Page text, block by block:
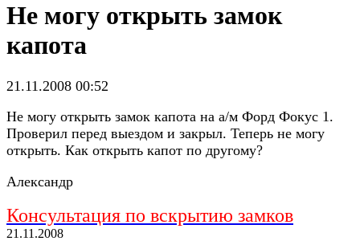
Не могу открыть замок
капота
21.11.2008 00:52
Не могу открыть замок капота на а/м Форд Фокус 1.
Проверил перед выездом и закрыл. Теперь не могу
открыть. Как открыть капот по другому?
Александр
Консультация по вскрытию замков
21.11.2008